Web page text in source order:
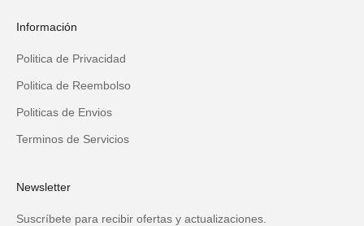
Información
Politica de Privacidad
Politica de Reembolso
Politicas de Envios
Terminos de Servicios
Newsletter
Suscríbete para recibir ofertas y actualizaciones.